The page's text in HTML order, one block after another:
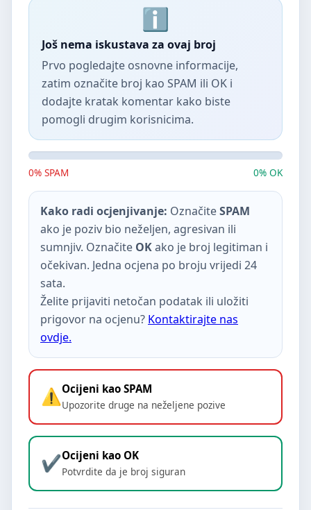
Još nema iskustava za ovaj broj
Prvo pogledajte osnovne informacije,
zatim označite broj kao SPAM ili OK i
dodajte kratak komentar kako biste
pomogli drugim korisnicima.
0% SPAM 0% OK
Kako radi ocjenjivanje: OznačiteSPAM
ako je poziv bio neželjen, agresivan ili
sumnjiv. Označite OKako je broj legitiman i
očekivan. Jedna ocjena po broju vrijedi 24
sata.
Želite prijaviti netočan podatak ili uložiti
prigovor na ocjenu? Kontaktirajte nas
ovdje.
Ocijeni kao SPAM
Upozorite druge na neželjene pozive
Ocijeni kao OK
Potvrdite da je broj siguran